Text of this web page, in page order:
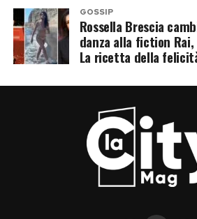
GOSSIP
Rossella Brescia
danza alla fiction
La ricetta della